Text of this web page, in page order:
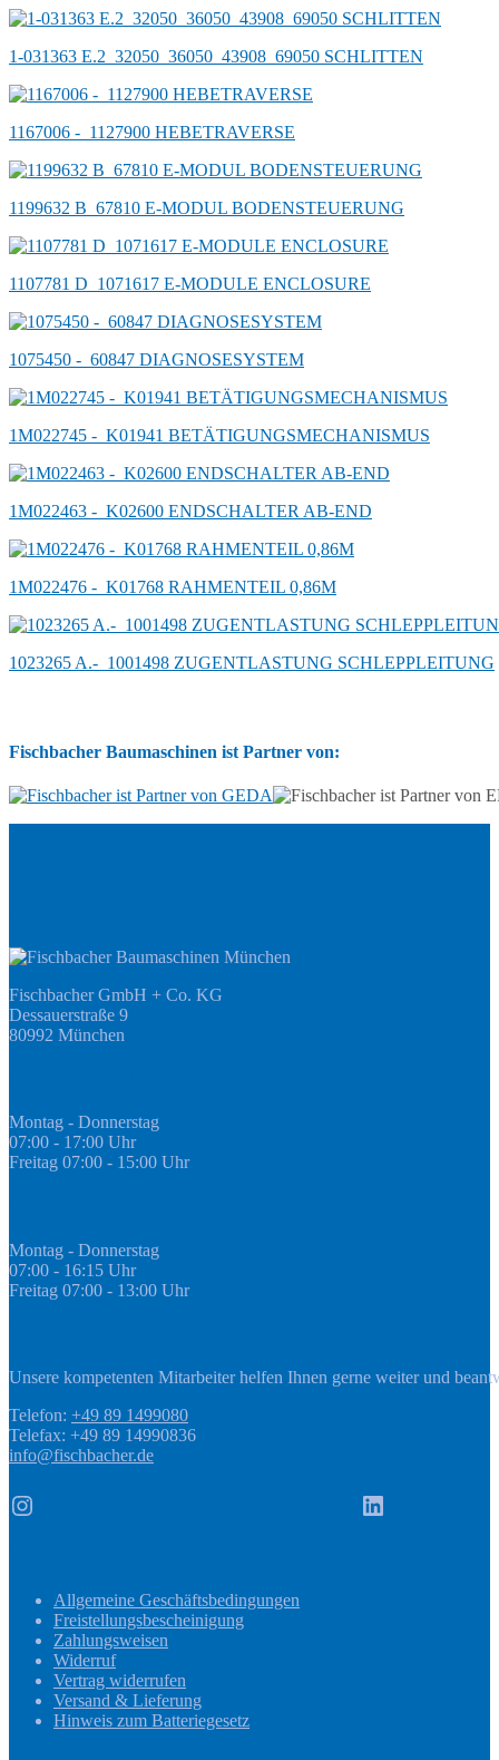
1-031363 E.2_32050_36050_43908_69050 SCHLITTEN
1167006 -_1127900 HEBETRAVERSE
1199632 B_67810 E-MODUL BODENSTEUERUNG
1107781 D_1071617 E-MODULE ENCLOSURE
1075450 -_60847 DIAGNOSESYSTEM
1M022745 -_K01941 BETÄTIGUNGSMECHANISMUS
1M022463 -_K02600 ENDSCHALTER AB-END
1M022476 -_K01768 RAHMENTEIL 0,86M
1023265 A.-_1001498 ZUGENTLASTUNG SCHLEPPLEITUNG
Fischbacher Baumaschinen ist Partner von:
Fischbacher GmbH + Co. KG
Dessauerstraße 9
80992 München
Montag - Donnerstag
07:00 - 17:00 Uhr
Freitag 07:00 - 15:00 Uhr
Montag - Donnerstag
07:00 - 16:15 Uhr
Freitag 07:00 - 13:00 Uhr
Unsere kompetenten Mitarbeiter helfen Ihnen gerne weiter und
Telefon: +49 89 1499080
Telefax: +49 89 14990836
info@fischbacher.de
Instagram LinkedIn
Allgemeine Geschäftsbedingungen
Freistellungsbescheinigung
Zahlungsweisen
Widerruf
Vertrag widerrufen
Versand & Lieferung
Hinweis zum Batteriegesetz